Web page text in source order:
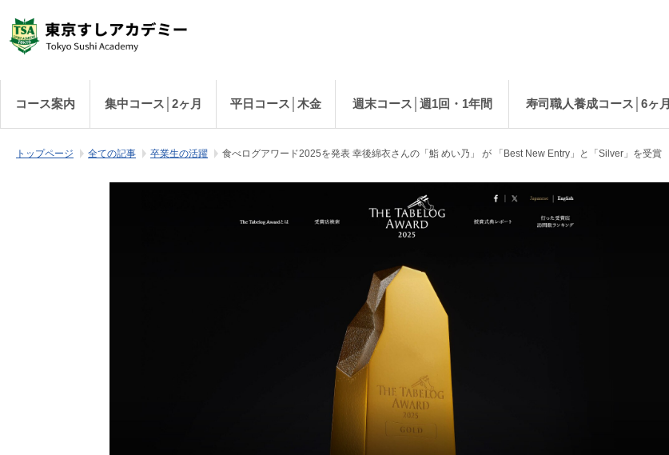
コース案内 集中コース│2ヶ月 平日コース│木金 週末コース│週1回・1年間 寿司職人養成コース│6ヶ月
トップページ 全ての記事 卒業生の活躍 食べログアワード2025を発表 幸後綿衣さんの「鮨 めい乃」 が 「Best New Entry」と「Silver」を受賞